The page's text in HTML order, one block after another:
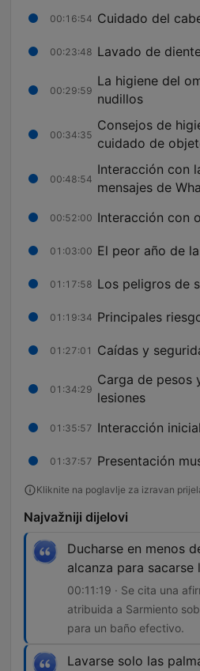
00:16:54 Cuidado del
00:23:48 Lavado de
00:29:59
La higiene del
nudillos
00:34:35
Consejos de
cuidado de
00:48:54
Interacción con
mensajes de
00:52:00 Interacción con
01:03:00 El peor año de
01:17:58 Los peligros de
01:19:34 Principales
01:27:01 Caídas y
01:34:29
Carga de pesos
lesiones
01:35:57 Interacción
01:37:57 Presentación
Kliknite na poglavlje za izravan
Najvažniji dijelovi
Ducharse en menos
alcanza para sacarse
00:11:19 · Se cita una
atribuida a Sarmiento
para un baño efectivo.
Lavarse solo las